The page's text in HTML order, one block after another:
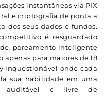
instantâneas via PIX
e criptografia de ponta a
dos seus dados e fundos.
é resguardado
pareamento inteligente
apenas para maiores de 18
inquestionável onde cada
sua habilidade em uma
auditável e livre de